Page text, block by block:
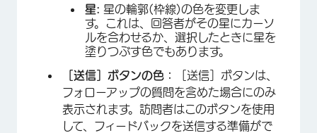
星: 星の輪郭(枠線)の色を変更しま
す。これは、回答者がその星にカーソ
ルを合わせるか、選択したときに星を
塗りつぶす色でもあります。
［送信］ボタンの色：
［送信］ボタンは、
フォローアップの質問を含めた場合にのみ
表示されます。訪問者はこのボタンを使用
して、フィードバックを送信する準備がで